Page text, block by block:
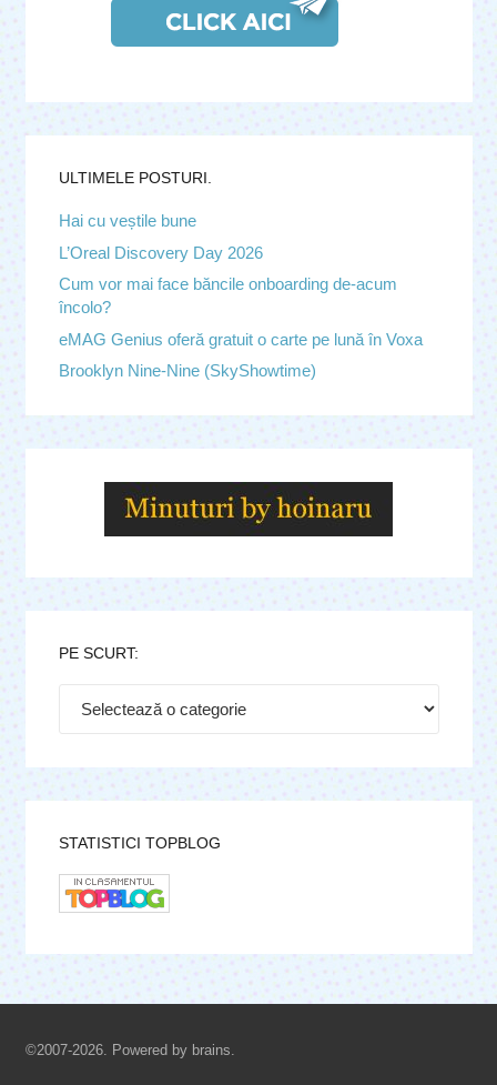
ULTIMELE POSTURI.
Hai cu veștile bune
L’Oreal Discovery Day 2026
Cum vor mai face băncile onboarding de-acum
încolo?
eMAG Genius oferă gratuit o carte pe lună în Voxa
Brooklyn Nine-Nine (SkyShowtime)
PE SCURT:
STATISTICI TOPBLOG
©2007-2026. Powered by brains.